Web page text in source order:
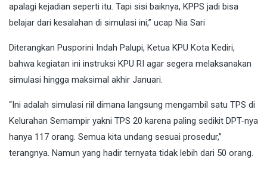
apalagi kejadian seperti itu. Tapi sisi baiknya, KPPS jadi bisa
belajar dari kesalahan di simulasi ini,” ucap Nia Sari
Diterangkan Pusporini Indah Palupi, Ketua KPU Kota Kediri,
bahwa kegiatan ini instruksi KPU RI agar segera melaksanakan
simulasi hingga maksimal akhir Januari.
“Ini adalah simulasi riil dimana langsung mengambil satu TPS di
Kelurahan Semampir yakni TPS 20 karena paling sedikit DPT-nya
hanya 117 orang. Semua kita undang sesuai prosedur,”
terangnya. Namun yang hadir ternyata tidak lebih dari 50 orang.